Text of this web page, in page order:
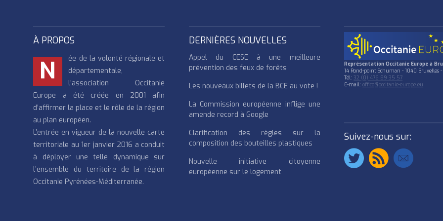
À PROPOS
N
ée de la volonté régionale et
départementale,
l’association Occitanie
Europe a été créée en 2001 afin
d’affirmer la place et le rôle de la région
au plan européen.
L’entrée en vigueur de la nouvelle carte
territoriale au 1er janvier 2016 a conduit
à déployer une telle dynamique sur
l’ensemble du territoire de la région
Occitanie Pyrénées-Méditerranée.
DERNIÈRES NOUVELLES
Appel du CESE à une meilleure
prévention des feux de forêts
Les nouveaux billets de la BCE au vote !
La Commission européenne inflige une
amende record à Google
Clarification des règles sur la
composition des bouteilles plastiques
Nouvelle initiative citoyenne
européenne sur le logement
Représentation Occitanie Europe à
14 Rond-point Schuman - 1040 Bruxelles
Tél:32 (0) 476 89 35 57
E-mail:office@occitanie-europe.eu
Suivez-nous sur: